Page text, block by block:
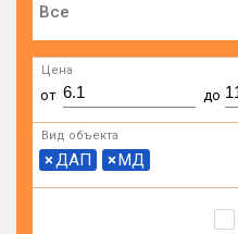
Цена
от до
Вид объекта
×ДАП ×МД